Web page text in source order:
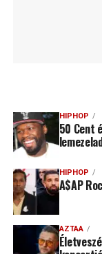
HIPHOP
50 Cent
HIPHOP
A$AP
AZTAA